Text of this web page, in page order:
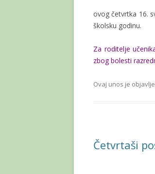
ovog četvrtka 16.
školsku godinu.
Za roditelje
zbog bolesti
Ovaj unos je
Četvrtaši